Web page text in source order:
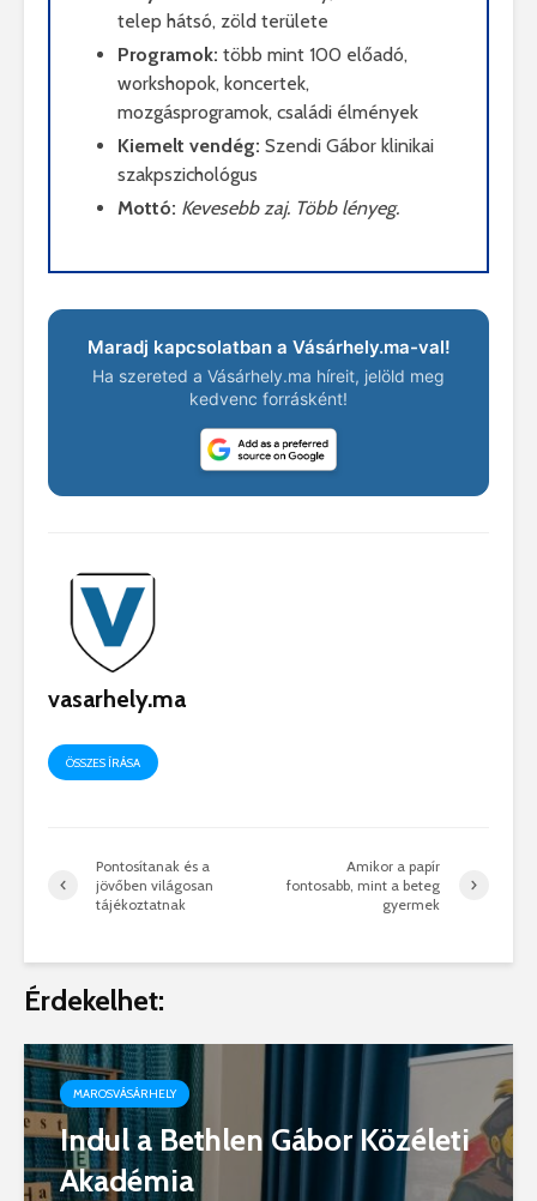
telep hátsó, zöld területe
Programok: több mint 100 előadó,
workshopok, koncertek,
mozgásprogramok, családi élmények
Kiemelt vendég: Szendi Gábor klinikai
szakpszichológus
Mottó: Kevesebb zaj. Több lényeg.
Maradj kapcsolatban a Vásárhely.ma-val!
Ha szereted a Vásárhely.ma híreit, jelöld meg
kedvenc forrásként!
vasarhely.ma
ÖSSZES ÍRÁSA
Pontosítanak és a
jövőben világosan
tájékoztatnak
Amikor a papír
fontosabb, mint a beteg
gyermek
Érdekelhet:
MAROSVÁSÁRHELY
Indul a Bethlen Gábor Közéleti
Akadémia